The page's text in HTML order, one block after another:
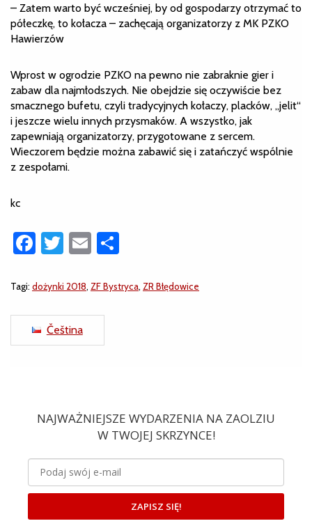
– Zatem warto być wcześniej, by od gospodarzy otrzymać to
półeczkę, to kołacza – zachęcają organizatorzy z MK PZKO
Hawierzów
Wprost w ogrodzie PZKO na pewno nie zabraknie gier i
zabaw dla najmłodszych. Nie obejdzie się oczywiście bez
smacznego bufetu, czyli tradycyjnych kołaczy, placków, „jelit“
i jeszcze wielu innych przysmaków. A wszystko, jak
zapewniają organizatorzy, przygotowane z sercem.
Wieczorem będzie można zabawić się i zatańczyć wspólnie
z zespołami.
kc
Facebook
Twitter
Email
Tagi: dożynki 2018, ZF Bystryca, ZR Błędowice
Čeština
NAJWAŻNIEJSZE WYDARZENIA NA ZAOLZIU
W TWOJEJ SKRZYNCE!
ZAPISZ SIĘ!